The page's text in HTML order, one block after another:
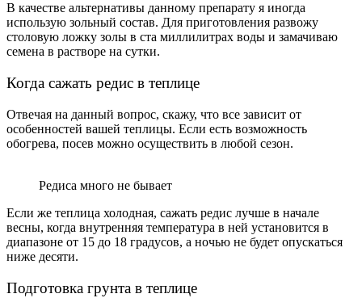
В качестве альтернативы данному препарату я иногда
использую зольный состав. Для приготовления развожу
столовую ложку золы в ста миллилитрах воды и замачиваю
семена в растворе на сутки.
Когда сажать редис в теплице
Отвечая на данный вопрос, скажу, что все зависит от
особенностей вашей теплицы. Если есть возможность
обогрева, посев можно осуществить в любой сезон.
Редиса много не бывает
Если же теплица холодная, сажать редис лучше в начале
весны, когда внутренняя температура в ней установится в
диапазоне от 15 до 18 градусов, а ночью не будет опускаться
ниже десяти.
Подготовка грунта в теплице